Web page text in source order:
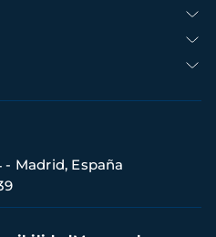
Madrid, España